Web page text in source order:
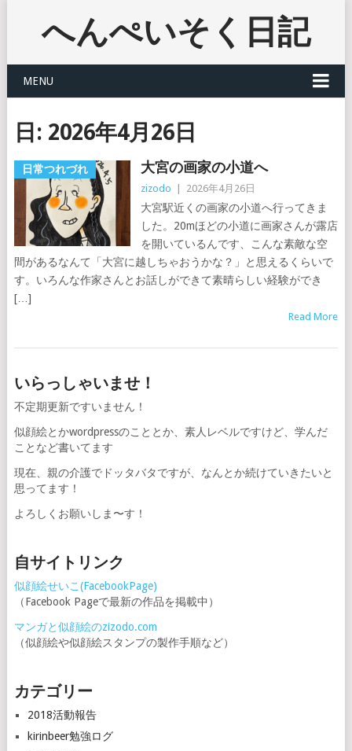
へんぺいそく日記
MENU
日: 2026年4月26日
日常つれづれ 大宮の画家の小道へ
zizodo 2026年4月26日
大宮駅近くの画家の小道へ行ってきま
した。20mほどの小道に画家さんが露店
を開いているんです、こんな素敵な空
間があるなんて「大宮に越しちゃおうかな？」と思えるくらいで
す。いろんな作家さんとお話しができて素晴らしい経験ができ
[…]
Read More
いらっしゃいませ！
不定期更新ですいません！
似顔絵とかwordpressのこととか、素人レベルですけど、学んだ
ことなど書いてます
現在、親の介護でドッタバタですが、なんとか続けていきたいと
思ってます！
よろしくお願いしま〜す！
自サイトリンク
似顔絵せいこ(FacebookPage)
（Facebook Pageで最新の作品を掲載中）
マンガと似顔絵のzizodo.com
（似顔絵や似顔絵スタンプの製作手順など）
カテゴリー
2018活動報告
kirinbeer勉強ログ